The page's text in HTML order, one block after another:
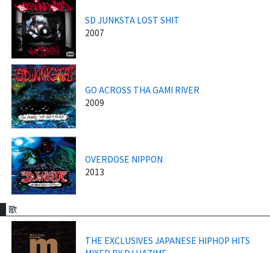
SD JUNKSTA LOST SHIT
2007
GO ACROSS THA GAMI RIVER
2009
OVERDOSE NIPPON
2013
歌
THE EXCLUSIVES JAPANESE HIPHOP HITS